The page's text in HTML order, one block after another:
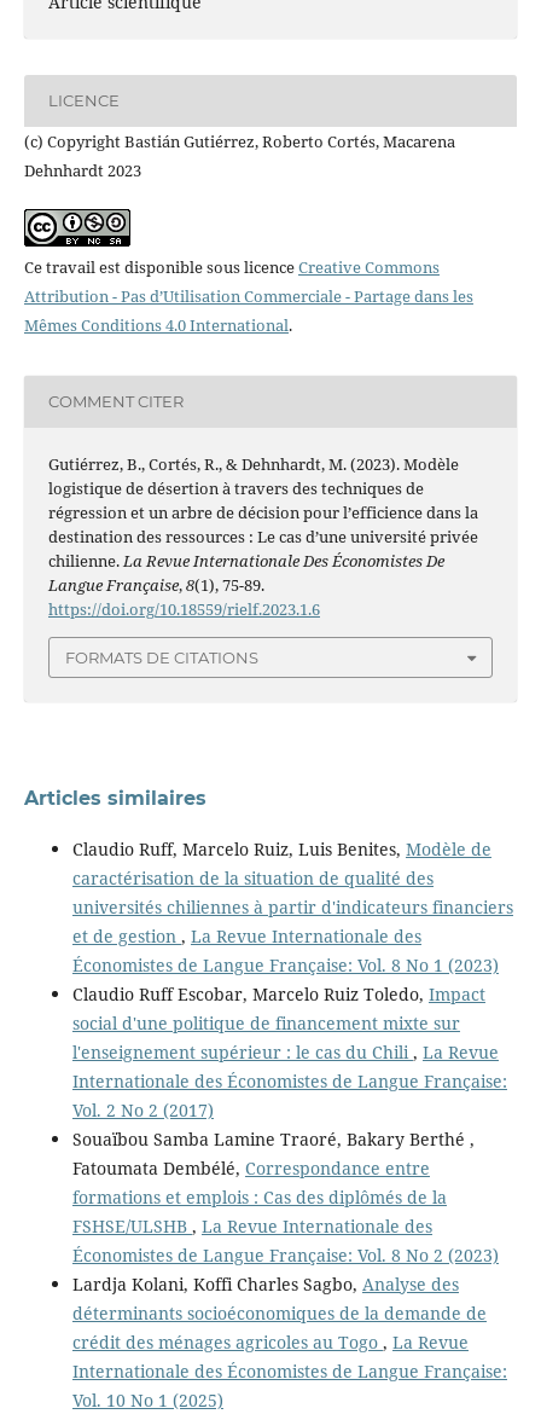
LICENCE
(c) Copyright Bastián Gutiérrez, Roberto Cortés, Macarena
Dehnhardt 2023
Ce travail est disponible sous licenceCreative Commons
Attribution - Pas d’Utilisation Commerciale - Partage dans les
Mêmes Conditions 4.0 International.
COMMENT CITER
Gutiérrez, B., Cortés, R., & Dehnhardt, M. (2023). Modèle
logistique de désertion à travers des techniques de
régression et un arbre de décision pour l’efficience dans la
destination des ressources : Le cas d’une université privée
chilienne.La Revue Internationale Des Économistes De
Langue Française,8(1), 75-89.
https://doi.org/10.18559/rielf.2023.1.6
FORMATS DE CITATIONS
Articles similaires
Claudio Ruff, Marcelo Ruiz, Luis Benites, Modèle de
caractérisation de la situation de qualité des
universités chiliennes à partir d'indicateurs financiers
et de gestion , La Revue Internationale des
Économistes de Langue Française: Vol. 8 No 1 (2023)
Claudio Ruff Escobar, Marcelo Ruiz Toledo, Impact
social d'une politique de financement mixte sur
l'enseignement supérieur : le cas du Chili, La Revue
Internationale des Économistes de Langue Française:
Vol. 2 No 2 (2017)
Souaïbou Samba Lamine Traoré, Bakary Berthé ,
Fatoumata Dembélé, Correspondance entre
formations et emplois : Cas des diplômés de la
FSHSE/ULSHB , La Revue Internationale des
Économistes de Langue Française: Vol. 8 No 2 (2023)
Lardja Kolani, Koffi Charles Sagbo, Analyse des
déterminants socioéconomiques de la demande de
crédit des ménages agricoles au Togo , La Revue
Internationale des Économistes de Langue Française:
Vol. 10 No 1 (2025)